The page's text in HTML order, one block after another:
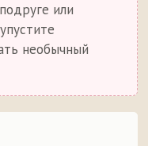
или
необычный